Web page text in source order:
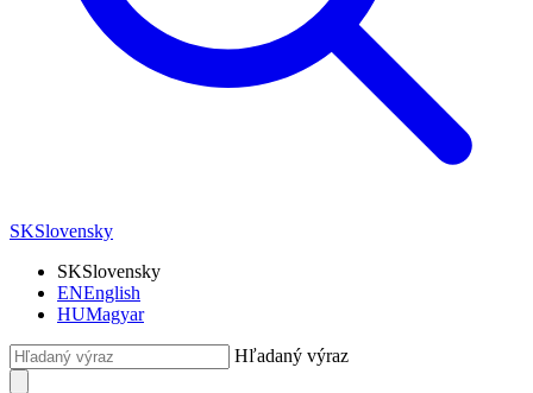
SKSlovensky
SKSlovensky
ENEnglish
HUMagyar
Hľadaný výraz